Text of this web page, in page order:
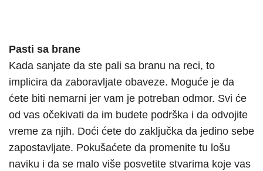
Pasti sa brane
Kada sanjate da ste pali sa branu na reci, to
implicira da zaboravljate obaveze. Moguće je da
ćete biti nemarni jer vam je potreban odmor. Svi će
od vas očekivati da im budete podrška i da odvojite
vreme za njih. Doći ćete do zaključka da jedino sebe
zapostavljate. Pokušaćete da promenite tu lošu
naviku i da se malo više posvetite stvarima koje vas